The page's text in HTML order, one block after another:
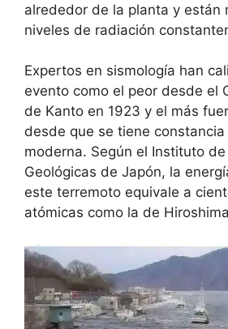
alrededor de la planta y están
niveles de radiación
Expertos en sismología han
evento como el peor desde el
de Kanto en 1923 y el más
desde que se tiene
moderna. Según el Instituto
Geológicas de Japón, la
este terremoto equivale a
atómicas como la de